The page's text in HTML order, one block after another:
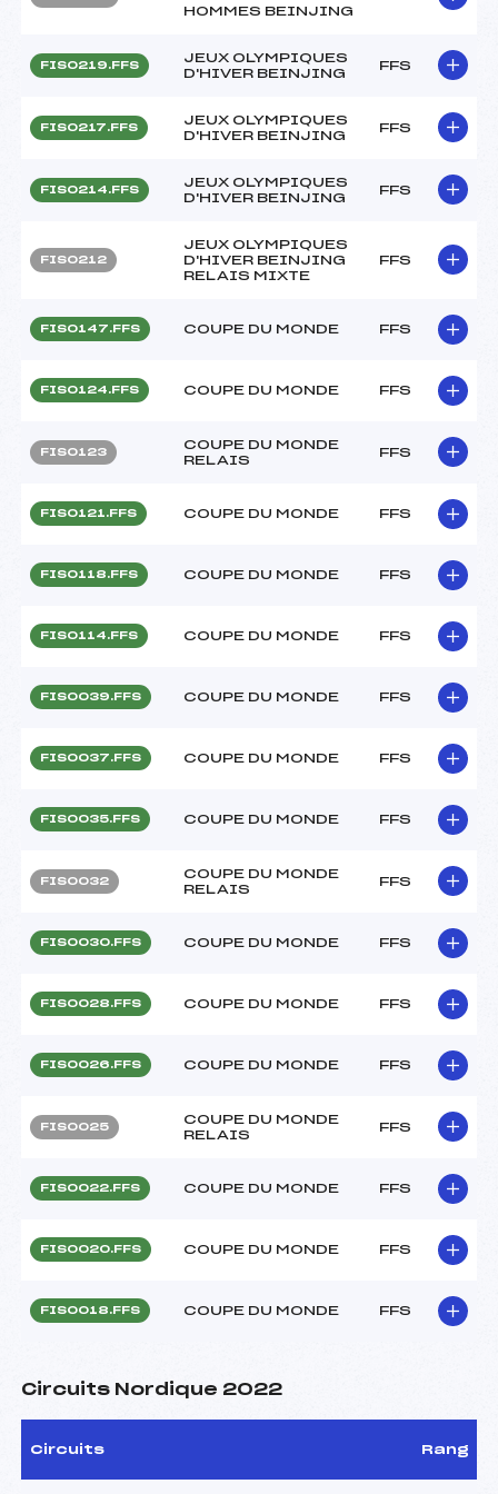
HOMMES BEINJING
FIS0219.FFS
JEUX OLYMPIQUES
D'HIVER BEINJING
FFS
FIS0217.FFS
JEUX OLYMPIQUES
D'HIVER BEINJING
FFS
FIS0214.FFS
JEUX OLYMPIQUES
D'HIVER BEINJING
FFS
FIS0212
JEUX OLYMPIQUES
D'HIVER BEINJING
RELAIS MIXTE
FFS
FIS0147.FFS COUPE DU MONDE FFS
FIS0124.FFS COUPE DU MONDE FFS
FIS0123
COUPE DU MONDE
RELAIS
FFS
FIS0121.FFS COUPE DU MONDE FFS
FIS0118.FFS COUPE DU MONDE FFS
FIS0114.FFS COUPE DU MONDE FFS
FIS0039.FFS COUPE DU MONDE FFS
FIS0037.FFS COUPE DU MONDE FFS
FIS0035.FFS COUPE DU MONDE FFS
FIS0032
COUPE DU MONDE
RELAIS
FFS
FIS0030.FFS COUPE DU MONDE FFS
FIS0028.FFS COUPE DU MONDE FFS
FIS0026.FFS COUPE DU MONDE FFS
FIS0025
COUPE DU MONDE
RELAIS
FFS
FIS0022.FFS COUPE DU MONDE FFS
FIS0020.FFS COUPE DU MONDE FFS
FIS0018.FFS COUPE DU MONDE FFS
Circuits Nordique 2022
Circuits Rang